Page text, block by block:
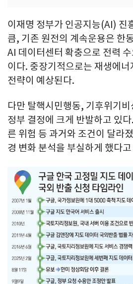
이재명 정부가 인공지능(AI) 진
큼, 기존 원전의 계속운용은 한
AI 데이터센터 확충으로 전력
이다. 중장기적으로는 재생에
전략이 예상된다.
다만 탈핵시민행동, 기후위기
정부 결정에 크게 반발하고 있
른 위험 등 과거와 조건이 달라
경 변화 분석을 부실하게 했다